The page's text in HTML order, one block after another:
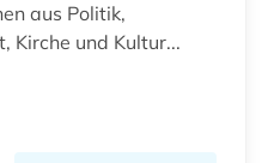
aus Politik,
Kirche und Kultur...